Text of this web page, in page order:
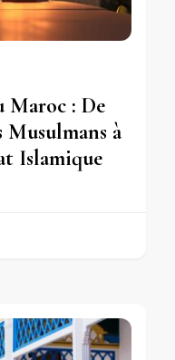
Maroc : De
Musulmans à
Islamique